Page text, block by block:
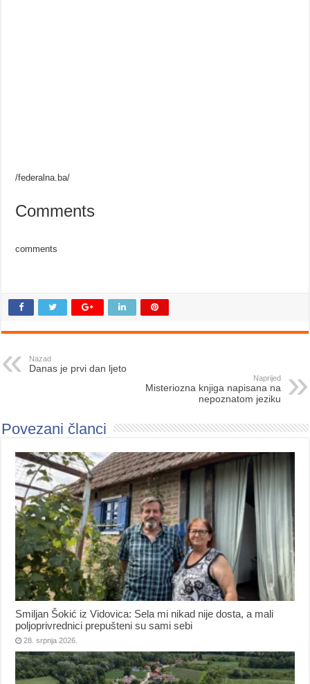
/federalna.ba/
Comments
comments
Nazad
Danas je prvi dan ljeto
Naprijed
Misteriozna knjiga napisana na
nepoznatom jeziku
Povezani članci
Smiljan Šokić iz Vidovica: Sela mi nikad nije dosta, a mali
poljoprivrednici prepušteni su sami sebi
28. srpnja 2026.